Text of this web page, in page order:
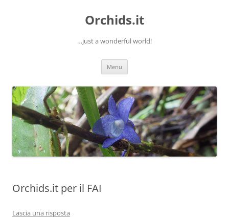
Orchids.it
…just a wonderful world!
Menu
Orchids.it per il FAI
Lascia una risposta